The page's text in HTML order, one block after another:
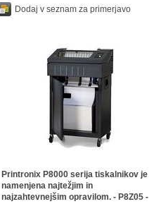
Dodaj v seznam za primerjavo
Printronix P8000 serija tiskalnikov je
namenjena najtežjim in
najzahtevnejšim opravilom. - P8Z05 -